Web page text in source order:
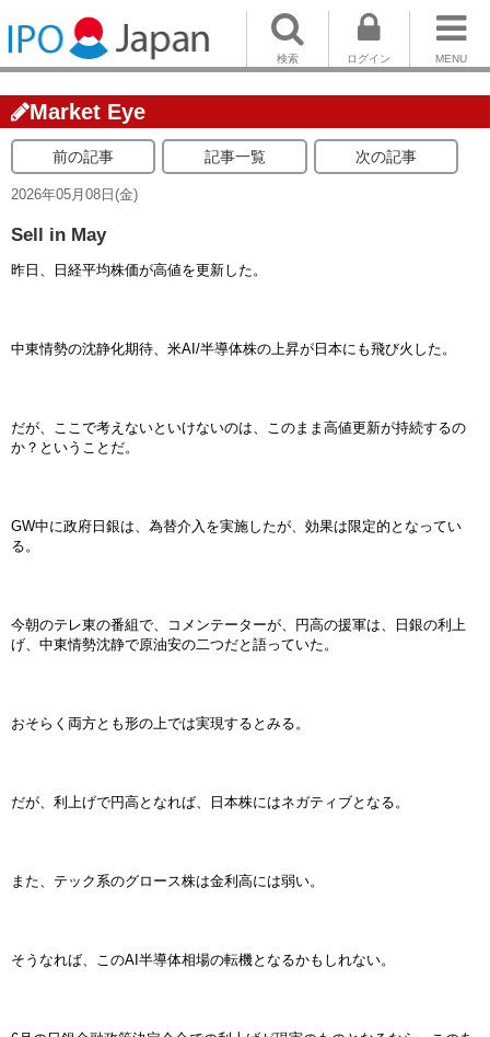
MENU
ログイン
検索
Market Eye
前の記事 記事一覧 次の記事
2026年05月08日(金)
Sell in May
昨日、日経平均株価が高値を更新した。
中東情勢の沈静化期待、米AI/半導体株の上昇が日本にも飛び火した。
だが、ここで考えないといけないのは、このまま高値更新が持続するの
か？ということだ。
GW中に政府日銀は、為替介入を実施したが、効果は限定的となってい
る。
今朝のテレ東の番組で、コメンテーターが、円高の援軍は、日銀の利上
げ、中東情勢沈静で原油安の二つだと語っていた。
おそらく両方とも形の上では実現するとみる。
だが、利上げで円高となれば、日本株にはネガティブとなる。
また、テック系のグロース株は金利高には弱い。
そうなれば、このAI半導体相場の転機となるかもしれない。